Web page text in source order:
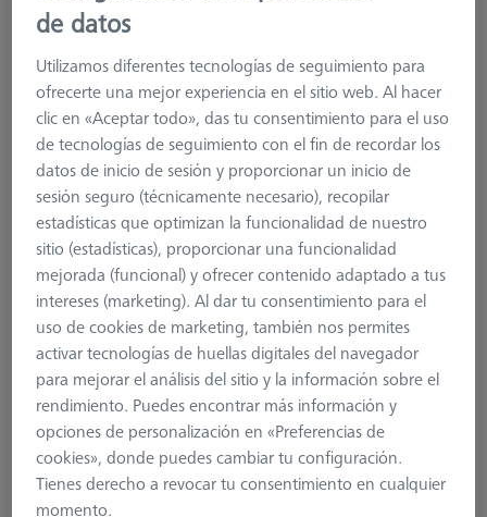
Product Type
Counterweight
Length (L)
13,69 mm
Material
Steel
Connection Type
M5
Application
Connect
Ø Body (DG)
25,0 mm
Weight
50,0 g
Connection Type Out
de datos
Utilizamos diferentes tecnologías de seguimiento para
ofrecerte una mejor experiencia en el sitio web. Al hacer
clic en «Aceptar todo», das tu consentimiento para el uso
de tecnologías de seguimiento con el fin de recordar los
datos de inicio de sesión y proporcionar un inicio de
sesión seguro (técnicamente necesario), recopilar
estadísticas que optimizan la funcionalidad de nuestro
sitio (estadísticas), proporcionar una funcionalidad
mejorada (funcional) y ofrecer contenido adaptado a tus
intereses (marketing). Al dar tu consentimiento para el
uso de cookies de marketing, también nos permites
activar tecnologías de huellas digitales del navegador
para mejorar el análisis del sitio y la información sobre el
rendimiento. Puedes encontrar más información y
opciones de personalización en «Preferencias de
cookies», donde puedes cambiar tu configuración.
Tienes derecho a revocar tu consentimiento en cualquier
momento.